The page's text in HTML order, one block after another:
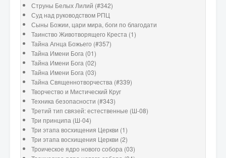
Струны Белых Лилий (#342)
Суд над руководством РПЦ
Сыны Божии, цари мира, боги по благодати
Таинство Животворящего Креста (1)
Тайна Агнца Божьего (#357)
Тайна Имени Бога (01)
Тайна Имени Бога (02)
Тайна Имени Бога (03)
Тайна Священнотворчества (#339)
Творчество и Мистический Круг
Техника безопасности (#343)
Третий тип связей: естественные (Ш-08)
Три принципа (Ш-04)
Три этапа восхищения Церкви (1)
Три этапа восхищения Церкви (2)
Троическое ядро нового собора (03)